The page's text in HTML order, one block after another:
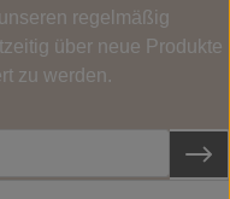
regelmäßig
über neue Produkte
zu werden.